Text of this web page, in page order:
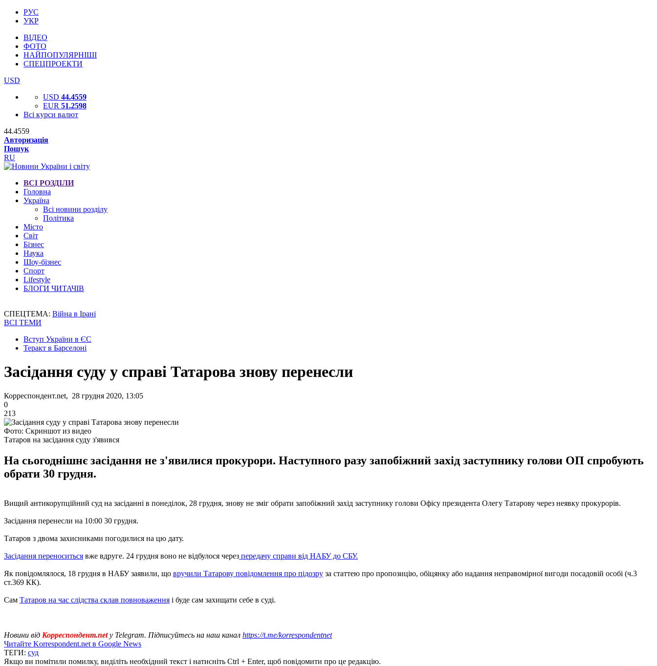
РУС
УКР
ВІДЕО
ФОТО
НАЙПОПУЛЯРНІШІ
СПЕЦПРОЕКТИ
USD
USD 44.4559
EUR 51.2598
Всі курси валют
44.4559
Авторизація
Пошук
RU
ВСІ РОЗДІЛИ
Головна
Україна
Всі новини розділу
Політика
Місто
Світ
Бізнес
Наука
Шоу-бізнес
Спорт
Lifestyle
БЛОГИ ЧИТАЧІВ
СПЕЦТЕМА: Війна в Ірані
ВСІ ТЕМИ
Вступ України в ЄС
Теракт в Барселоні
Засідання суду у справі Татарова знову перенесли
Корреспондент.net, 28 грудня 2020, 13:05
0
213
Фото: Скриншот из видео
Татаров на засідання суду з'явився
На сьогоднішнє засідання не з'явилися прокурори. Наступного разу запобіжний захід заступнику голови ОП спробують
обрати 30 грудня.
Вищий антикорупційний суд на засіданні в понеділок, 28 грудня, знову не зміг обрати запобіжний захід заступнику голови Офісу президента Олегу Татарову через неявку прокурорів.
Засідання перенесли на 10:00 30 грудня.
Татаров з двома захисниками погодилися на цю дату.
Засідання переноситься вже вдруге. 24 грудня воно не відбулося через передачу справи від НАБУ до СБУ.
Як повідомлялося, 18 грудня в НАБУ заявили, що вручили Татарову повідомлення про підозру за статтею про пропозицію, обіцянку або надання неправомірної вигоди посадовій особі (ч.3
ст.369 КК).
Сам Татаров на час слідства склав повноваження і буде сам захищати себе в суді.
Новини від Корреспондент.netу Telegram. Підписуйтесь на наш канал https://t.me/korrespondentnet
Читайте Korrespondent.net в Google News
ТЕГИ: суд
Якщо ви помітили помилку, виділіть необхідний текст і натисніть Ctrl + Enter, щоб повідомити про це редакцію.